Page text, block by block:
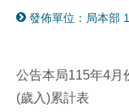
發佈單位：局本部
公告本局115年4月
(歲入)累計表